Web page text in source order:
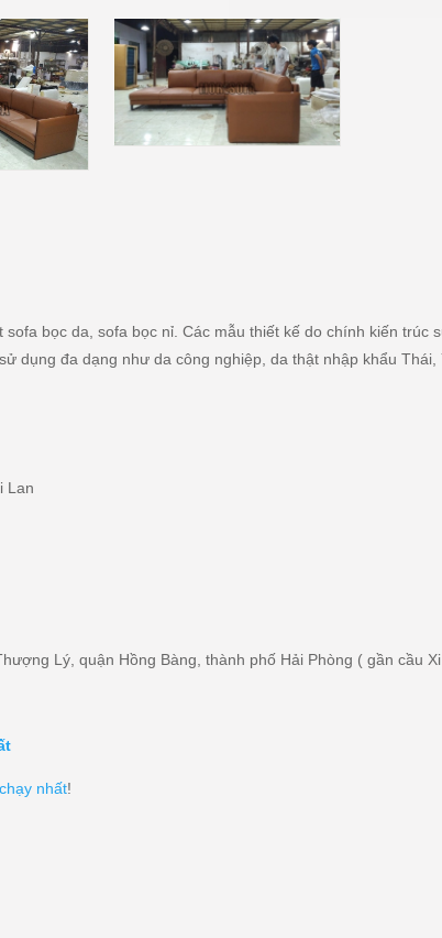
bọc da, sofa bọc nỉ. Các mẫu thiết kế do chính kiến
dụng đa dạng như da công nghiệp, da thật nhập khẩu Thái,
Lan
Lý, quận Hồng Bàng, thành phố Hải Phòng ( gần cầu
nhất!